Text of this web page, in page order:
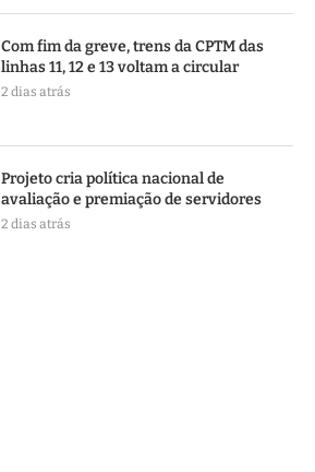
Com fim da greve, trens da CPTM das
linhas 11, 12 e 13 voltam a circular
2 dias atrás
Projeto cria política nacional de
avaliação e premiação de servidores
2 dias atrás